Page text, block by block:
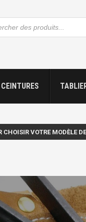
CEINTURES
CHOISIR VOTRE MODÈLE